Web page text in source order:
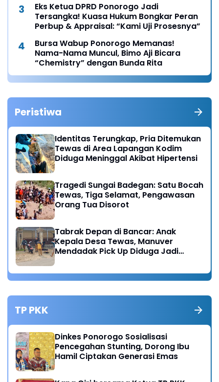
Eks Ketua DPRD Ponorogo Jadi
Tersangka! Kuasa Hukum Bongkar Peran
Perbup & Appraisal: “Kami Uji Prosesnya”
Bursa Wabup Ponorogo Memanas!
Nama-Nama Muncul, Bimo Aji Bicara
“Chemistry” dengan Bunda Rita
Peristiwa
Identitas Terungkap, Pria Ditemukan
Tewas di Area Lapangan Kodim
Diduga Meninggal Akibat Hipertensi
Tragedi Sungai Badegan: Satu Bocah
Tewas, Tiga Selamat, Pengawasan
Orang Tua Disorot
Tabrak Depan di Bancar: Anak
Kepala Desa Tewas, Manuver
Mendadak Pick Up Diduga Jadi
TP PKK
Dinkes Ponorogo Sosialisasi
Pencegahan Stunting, Dorong Ibu
Hamil Ciptakan Generasi Emas